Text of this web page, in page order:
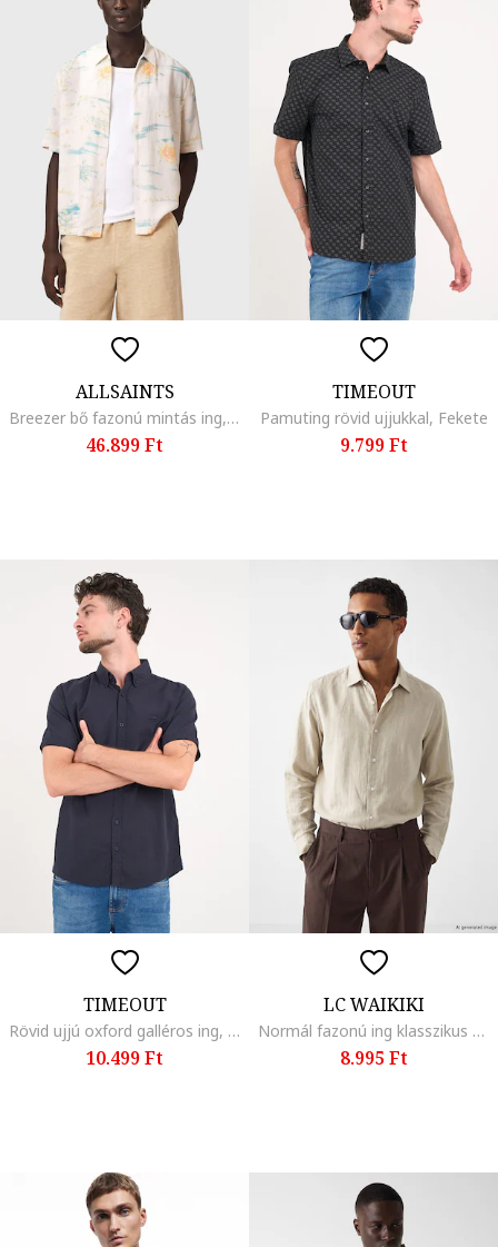
ALLSAINTS
Breezer bő fazonú mintás ing, Többszínű
46.899 Ft
TIMEOUT
Pamuting rövid ujjukkal, Fekete
9.799 Ft
TIMEOUT
Rövid ujjú oxford galléros ing, Szénszürke
10.499 Ft
LC WAIKIKI
Normál fazonú ing klasszikus gallérral, Bézs,
8.995 Ft